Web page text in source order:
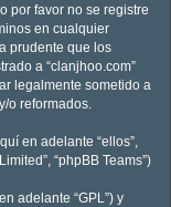
por favor no se registre
en cualquier
prudente que los
a “clanjhoo.com”
legalmente sometido a
o reformados.
en adelante “ellos”,
“phpBB Teams”)
adelante “GPL”) y